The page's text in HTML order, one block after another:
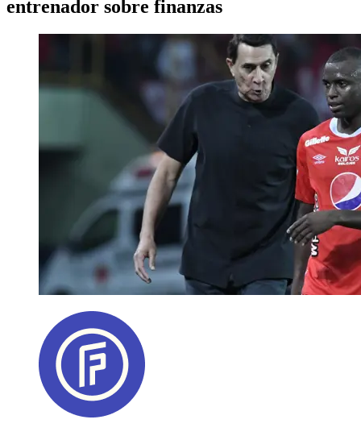
entrenador sobre finanzas